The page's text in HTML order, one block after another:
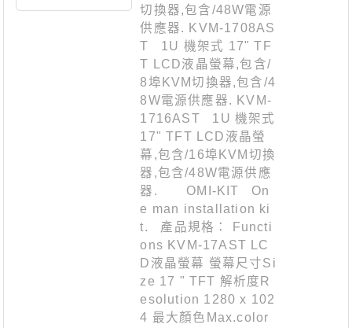
切換器,包含/48W電源
供應器. KVM-1708AS
T 1U 機架式 17" TF
T LCD液晶螢幕,包含/
8埠KVM切換器,包含/4
8W電源供應器. KVM-
1716AST 1U 機架式
17" TFT LCD液晶螢
幕,包含/16埠KVM切換
器,包含/48W電源供應
器. OMI-KIT On
e man installation ki
t. 產品規格： Functi
ons KVM-17AST LC
D液晶螢幕 螢幕尺寸Si
ze 17 " TFT 解析度R
esolution 1280 x 102
4 最大顏色Max.color